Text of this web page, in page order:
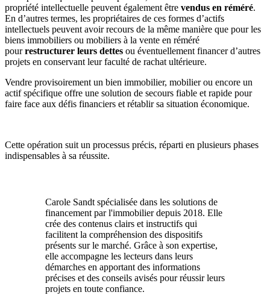
propriété intellectuelle peuvent également être vendus en réméré.
En d’autres termes, les propriétaires de ces formes d’actifs
intellectuels peuvent avoir recours de la même manière que pour les
biens immobiliers ou mobiliers à la vente en réméré
pourrestructurer leurs dettes ou éventuellement financer d’autres
projets en conservant leur faculté de rachat ultérieure.
Vendre provisoirement un bien immobilier, mobilier ou encore un
actif spécifique offre une solution de secours fiable et rapide pour
faire face aux défis financiers et rétablir sa situation économique.
Cette opération suit un processus précis, réparti en plusieurs phases
indispensables à sa réussite.
Carole Sandt spécialisée dans les solutions de
financement par l'immobilier depuis 2018. Elle
crée des contenus clairs et instructifs qui
facilitent la compréhension des dispositifs
présents sur le marché. Grâce à son expertise,
elle accompagne les lecteurs dans leurs
démarches en apportant des informations
précises et des conseils avisés pour réussir leurs
projets en toute confiance.